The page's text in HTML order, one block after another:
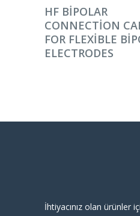
DEVAMINI OKU
HF BIPOLAR
CONNECTION
FOR FLEXIBLE
ELECTRODES
İhtiyacınız olan ürünler